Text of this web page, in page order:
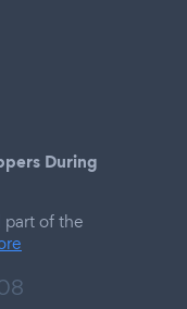
During
of the